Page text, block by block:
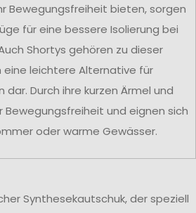
Bewegungsfreiheit bieten, sorgen
für eine bessere Isolierung bei
Shortys gehören zu dieser
leichtere Alternative für
Durch ihre kurzen Ärmel und
Bewegungsfreiheit und eignen sich
oder warme Gewässer.
Synthesekautschuk, der speziell